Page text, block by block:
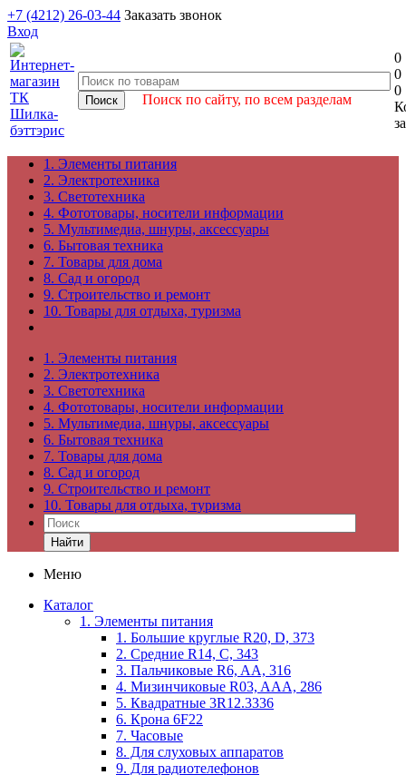
+7 (4212) 26-03-44 Заказать звонок
Вход
Поиск по сайту, по всем разделам
0
0
0
1. Элементы питания
2. Электротехника
3. Светотехника
4. Фототовары, носители информации
5. Мультимедиа, шнуры, аксессуары
6. Бытовая техника
7. Товары для дома
8. Сад и огород
9. Строительство и ремонт
10. Товары для отдыха, туризма
1. Элементы питания
2. Электротехника
3. Светотехника
4. Фототовары, носители информации
5. Мультимедиа, шнуры, аксессуары
6. Бытовая техника
7. Товары для дома
8. Сад и огород
9. Строительство и ремонт
10. Товары для отдыха, туризма
Найти
Меню
Каталог
1. Элементы питания
1. Большие круглые R20, D, 373
2. Средние R14, C, 343
3. Пальчиковые R6, AA, 316
4. Мизинчиковые R03, AAA, 286
5. Квадратные 3R12.3336
6. Крона 6F22
7. Часовые
8. Для слуховых аппаратов
9. Для радиотелефонов